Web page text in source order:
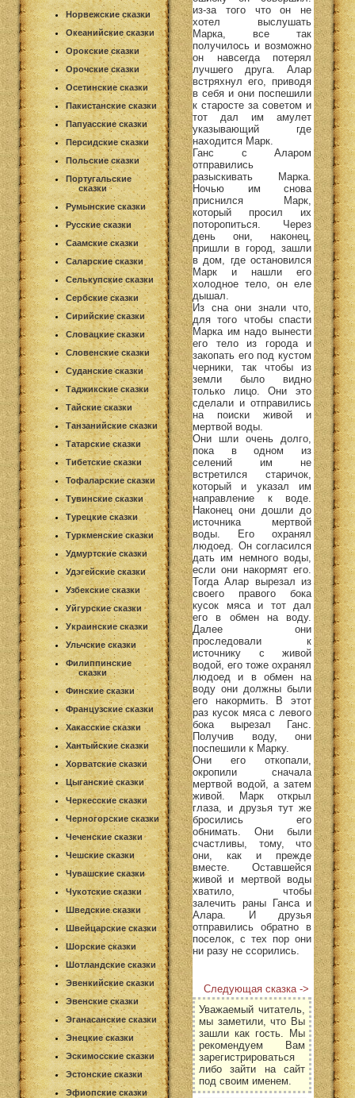
Норвежские сказки
Океанийские сказки
Орокские сказки
Орочские сказки
Осетинские сказки
Пакистанские сказки
Папуасские сказки
Персидские сказки
Польские сказки
Португальские
сказки
Румынские сказки
Русские сказки
Саамские сказки
Саларские сказки
Селькупские сказки
Сербские сказки
Сирийские сказки
Словацкие сказки
Словенские сказки
Суданские сказки
Таджикские сказки
Тайские сказки
Танзанийские сказки
Татарские сказки
Тибетские сказки
Тофаларские сказки
Тувинские сказки
Турецкие сказки
Туркменские сказки
Удмуртские сказки
Удэгейские сказки
Узбекские сказки
Уйгурские сказки
Украинские сказки
Ульчские сказки
Филиппинские
сказки
Финские сказки
Французские сказки
Хакасские сказки
Хантыйские сказки
Хорватские сказки
Цыганские сказки
Черкесские сказки
Черногорские сказки
Чеченские сказки
Чешские сказки
Чувашские сказки
Чукотские сказки
Шведские сказки
Швейцарские сказки
Шорские сказки
Шотландские сказки
Эвенкийские сказки
Эвенские сказки
Эганасанские сказки
Энецкие сказки
Эскимосские сказки
Эстонские сказки
Эфиопские сказки
из-за того что он не
хотел выслушать
Марка, все так
получилось и возможно
он навсегда потерял
лучшего друга. Алар
встряхнул его, приводя
в себя и они поспешили
к старосте за советом и
тот дал им амулет
указывающий где
находится Марк.
Ганс с Аларом
отправились
разыскивать Марка.
Ночью им снова
приснился Марк,
который просил их
поторопиться. Через
день они, наконец,
пришли в город, зашли
в дом, где остановился
Марк и нашли его
холодное тело, он еле
дышал.
Из сна они знали что,
для того чтобы спасти
Марка им надо вынести
его тело из города и
закопать его под кустом
черники, так чтобы из
земли было видно
только лицо. Они это
сделали и отправились
на поиски живой и
мертвой воды.
Они шли очень долго,
пока в одном из
селений им не
встретился старичок,
который и указал им
направление к воде.
Наконец они дошли до
источника мертвой
воды. Его охранял
людоед. Он согласился
дать им немного воды,
если они накормят его.
Тогда Алар вырезал из
своего правого бока
кусок мяса и тот дал
его в обмен на воду.
Далее они
проследовали к
источнику с живой
водой, его тоже охранял
людоед и в обмен на
воду они должны были
его накормить. В этот
раз кусок мяса с левого
бока вырезал Ганс.
Получив воду, они
поспешили к Марку.
Они его откопали,
окропили сначала
мертвой водой, а затем
живой. Марк открыл
глаза, и друзья тут же
бросились его
обнимать. Они были
счастливы, тому, что
они, как и прежде
вместе. Оставшейся
живой и мертвой воды
хватило, чтобы
залечить раны Ганса и
Алара. И друзья
отправились обратно в
поселок, с тех пор они
ни разу не ссорились.
Следующая сказка ->
Уважаемый читатель,
мы заметили, что Вы
зашли как гость. Мы
рекомендуем Вам
зарегистрироваться
либо зайти на сайт
под своим именем.